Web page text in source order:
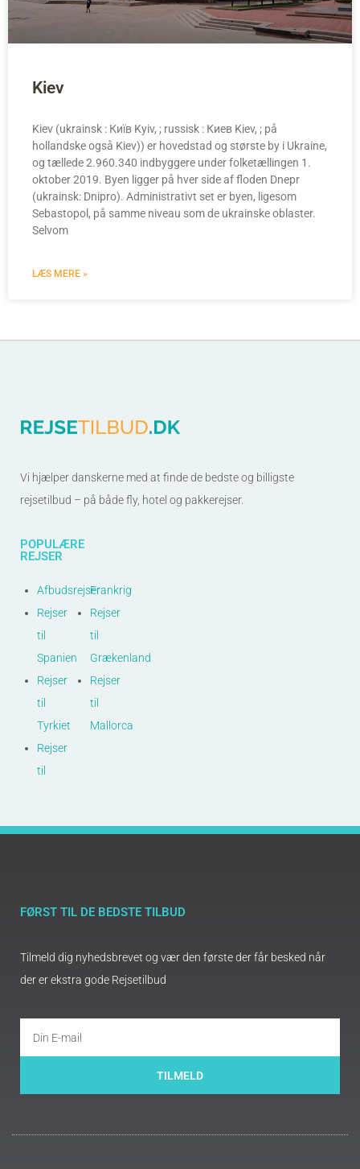
Kiev
Kiev (ukrainsk : Київ Kyiv, ; russisk : Киев Kiev, ; på
hollandske også Kiev)) er hovedstad og største by i Ukraine,
og tællede 2.960.340 indbyggere under folketællingen 1.
oktober 2019. Byen ligger på hver side af floden Dnepr
(ukrainsk: Dnipro). Administrativt set er byen, ligesom
Sebastopol, på samme niveau som de ukrainske oblaster.
Selvom
LÆS MERE »
Vi hjælper danskerne med at finde de bedste og billigste
rejsetilbud – på både fly, hotel og pakkerejser.
POPULÆRE
REJSER
Afbudsrejser
Rejser
til
Spanien
Rejser
til
Tyrkiet
Rejser
til
Frankrig
Rejser
til
Grækenland
Rejser
til
Mallorca
FØRST TIL DE BEDSTE TILBUD
Tilmeld dig nyhedsbrevet og vær den første der får besked når
der er ekstra gode Rejsetilbud
TILMELD